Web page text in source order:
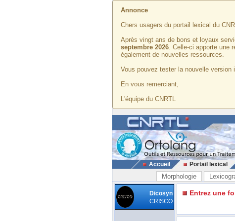
Annonce
Chers usagers du portail lexical du
Après vingt ans de bons et loyaux
septembre 2026. Celle-ci apporte une
également de nouvelles ressources.
Vous pouvez tester la nouvelle version
En vous remerciant,
L'équipe du CNRTL
Accueil Portail lexical
Morphologie
Dicosyn
CRISCO
Entrez une